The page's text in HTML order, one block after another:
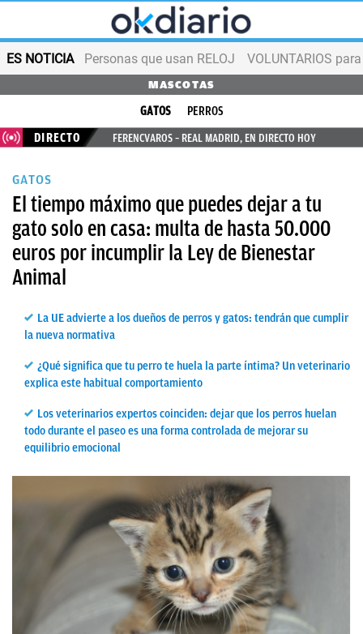
ES NOTICIA Personas que usan RELOJ VOLUNTARIOS
MASCOTAS
GATOS
PERROS
DIRECTO
FERENCVAROS – REAL MADRID, EN DIRECTO HOY
GATOS
El tiempo máximo que puedes dejar a tu
gato solo en casa: multa de hasta 50.000
euros por incumplir la Ley de Bienestar
Animal
La UE advierte a los dueños de perros y gatos: tendrán que cumplir
la nueva normativa
¿Qué significa que tu perro te huela la parte íntima? Un veterinario
explica este habitual comportamiento
Los veterinarios expertos coinciden: dejar que los perros huelan
todo durante el paseo es una forma controlada de mejorar su
equilibrio emocional